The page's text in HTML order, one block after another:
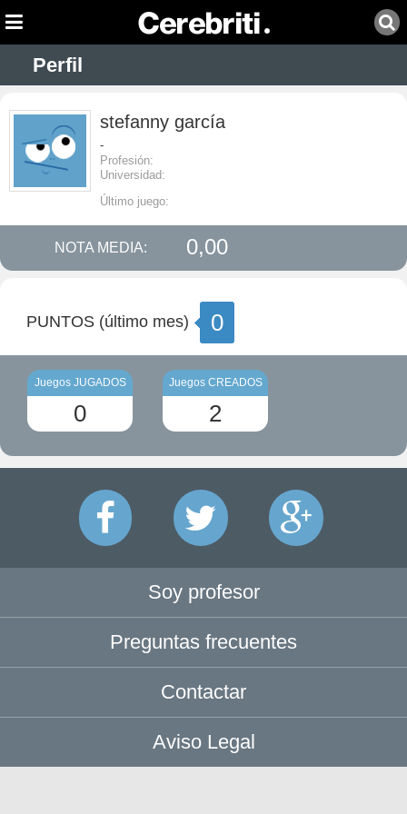
Perfil
stefanny garcía
-
Profesión:
Universidad:
Último juego:
NOTA MEDIA: 0,00
PUNTOS (último mes) 0
Juegos JUGADOS
0
Juegos CREADOS
2
Soy profesor
Preguntas frecuentes
Contactar
Aviso Legal